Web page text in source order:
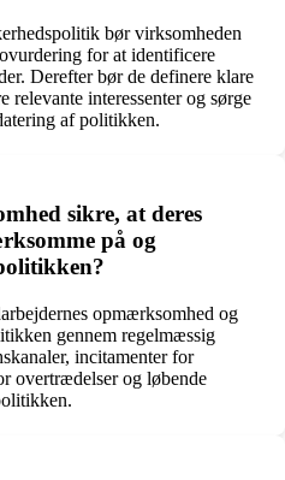
bør virksomheden
for at identificere
Derefter bør de definere klare
interessenter og sørge
af politikken.
sikre, at deres
på og
opmærksomhed og
gennem regelmæssig
incitamenter for
overtrædelser og løbende